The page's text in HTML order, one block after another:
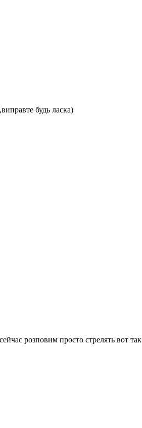
будь ласка)
розповим просто стрелять вот так